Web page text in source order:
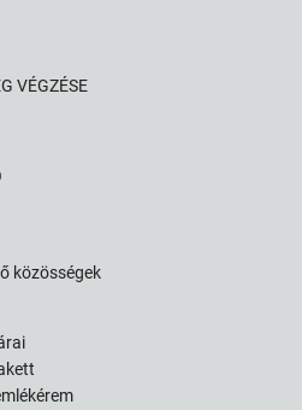
VÉGZÉSE
közösségek